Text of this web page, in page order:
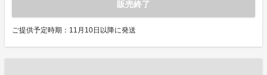
販売終了
ご提供予定時期：11月10日以降に発送